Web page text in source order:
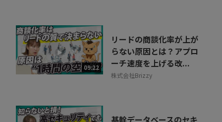
09:22
リードの商談化率が上が
らない原因とは？アプロ
ーチ速度を上げる改...
株式会社Brizzy